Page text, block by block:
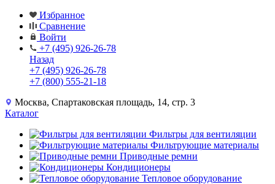
Избранное
Сравнение
Войти
+7 (495) 926-26-78
Назад
+7 (495) 926-26-78
+7 (800) 555-21-18
Москва, Спартаковская площадь, 14, стр. 3
Каталог
Фильтры для вентиляции
Фильтрующие материалы
Приводные ремни
Кондиционеры
Тепловое оборудование